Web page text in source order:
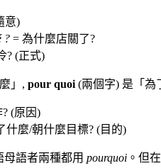
意)
? = 為什麼店關了?
? (正式)
」, pour quoi (兩個字) 是「為
(原因)
什麼/朝什麼目標? (目的)
母語者兩種都用 pourquoi 。但